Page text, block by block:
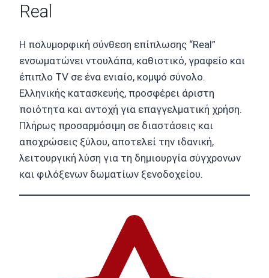
Real
Η πολυμορφική σύνθεση επίπλωσης “Real”
ενσωματώνει ντουλάπα, καθιστικό, γραφείο και
έπιπλο TV σε ένα ενιαίο, κομψό σύνολο.
Ελληνικής κατασκευής, προσφέρει άριστη
ποιότητα και αντοχή για επαγγελματική χρήση.
Πλήρως προσαρμόσιμη σε διαστάσεις και
αποχρώσεις ξύλου, αποτελεί την ιδανική,
λειτουργική λύση για τη δημιουργία σύγχρονων
και φιλόξενων δωματίων ξενοδοχείου.